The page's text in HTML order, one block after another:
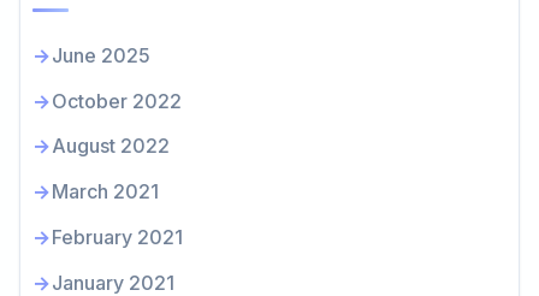
June 2025
October 2022
August 2022
March 2021
February 2021
January 2021